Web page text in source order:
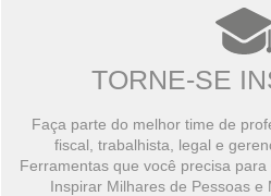
TORNE-SE
Faça parte do melhor time de
fiscal, trabalhista, legal e
Ferramentas que você precisa
Inspirar Milhares de Pessoas e